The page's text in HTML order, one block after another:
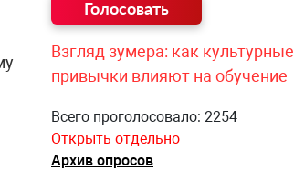
Взгляд зумера: как культурные
привычки влияют на обучение
Всего проголосовало: 2254
Открыть отдельно
Архив опросов